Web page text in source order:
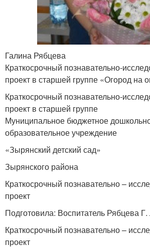
Галина Рябцева
Краткосрочный познавательно-
проект в старшей группе «Огород на
Краткосрочный познавательно-
проект в старшей группе
Муниципальное бюджетное
образовательное учреждение
«Зырянский детский сад»
Зырянского района
Краткосрочный познавательно –
проект
Подготовила: Воспитатель Рябцева Г.
Краткосрочный познавательно –
проект